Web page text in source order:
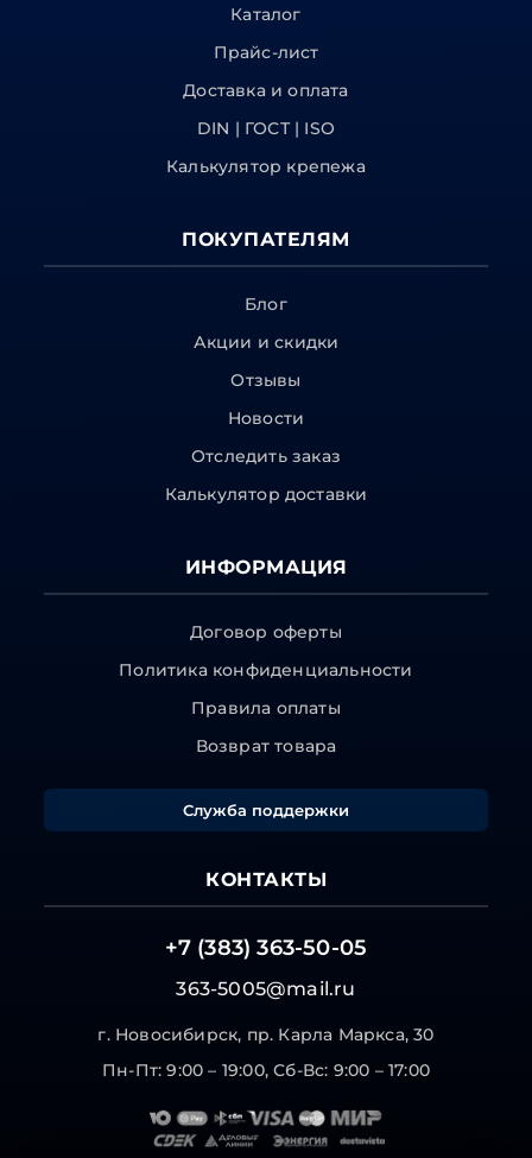
Каталог
Прайс-лист
Доставка и оплата
DIN | ГОСТ | ISO
Калькулятор крепежа
ПОКУПАТЕЛЯМ
Блог
Акции и скидки
Отзывы
Новости
Отследить заказ
Калькулятор доставки
ИНФОРМАЦИЯ
Договор оферты
Политика конфиденциальности
Правила оплаты
Возврат товара
Служба поддержки
КОНТАКТЫ
+7 (383) 363-50-05
363-5005@mail.ru
г. Новосибирск, пр. Карла Маркса, 30
Пн-Пт: 9:00 – 19:00, Сб-Вс: 9:00 – 17:00